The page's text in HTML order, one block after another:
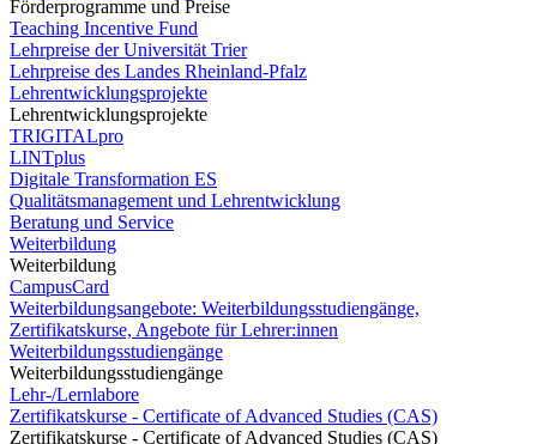
Förderprogramme und Preise
Teaching Incentive Fund
Lehrpreise der Universität Trier
Lehrpreise des Landes Rheinland-Pfalz
Lehrentwicklungsprojekte
Lehrentwicklungsprojekte
TRIGITALpro
LINTplus
Digitale Transformation ES
Qualitätsmanagement und Lehrentwicklung
Beratung und Service
Weiterbildung
Weiterbildung
CampusCard
Weiterbildungsangebote: Weiterbildungsstudiengänge,
Zertifikatskurse, Angebote für Lehrer:innen
Weiterbildungsstudiengänge
Weiterbildungsstudiengänge
Lehr-/Lernlabore
Zertifikatskurse - Certificate of Advanced Studies (CAS)
Zertifikatskurse - Certificate of Advanced Studies (CAS)